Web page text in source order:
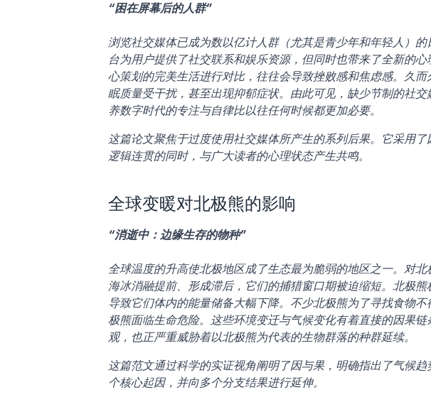
“困在屏幕后的人群”
浏览社交媒体已成为数以亿计人群（尤其是青少年和年轻人）
台为用户提供了社交联系和娱乐资源，但同时也带来了全新的
心策划的完美生活进行对比，往往会导致挫败感和焦虑感。久
眠质量受干扰，甚至出现抑郁症状。由此可见，缺少节制的社
养数字时代的专注与自律比以往任何时候都更加必要。
这篇论文聚焦于过度使用社交媒体所产生的系列后果。它采用
逻辑连贯的同时，与广大读者的心理状态产生共鸣。
全球变暖对北极熊的影响
“消逝中：边缘生存的物种”
全球温度的升高使北极地区成了生态最为脆弱的地区之一。对
海冰消融提前、形成滞后，它们的捕猎窗口期被迫缩短。北极
导致它们体内的能量储备大幅下降。不少北极熊为了寻找食物
极熊面临生命危险。这些环境变迁与气候变化有着直接的因果
观，也正严重威胁着以北极熊为代表的生物群落的种群延续。
这篇范文通过科学的实证视角阐明了因与果，明确指出了气候
个核心起因，并向多个分支结果进行延伸。